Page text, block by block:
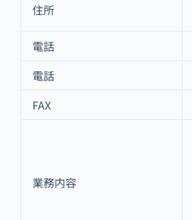
住所
電話
電話
FAX
業務内容